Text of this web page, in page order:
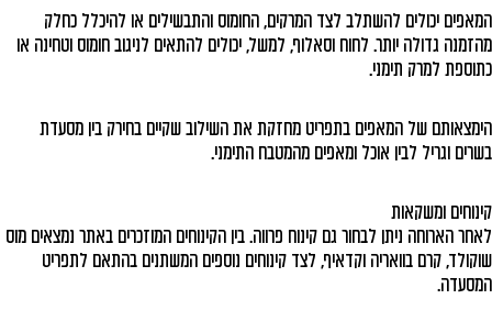
המאפים יכולים להשתלב לצד המרקים, החומוס והתבשילים או להיכלל כחלק
מהזמנה גדולה יותר. לחוח וסאלוף, למשל, יכולים להתאים לניגוב חומוס וטחינה או
כתוספת למרק תימני.
הימצאותם של המאפים בתפריט מחזקת את השילוב שקיים בחירק בין מסעדת
בשרים וגריל לבין אוכל ומאפים מהמטבח התימני.
קינוחים ומשקאות
לאחר הארוחה ניתן לבחור גם קינוח פרווה. בין הקינוחים המוזכרים באתר נמצאים מוס
שוקולד, קרם בוואריה וקדאיף, לצד קינוחים נוספים המשתנים בהתאם לתפריט
המסעדה.